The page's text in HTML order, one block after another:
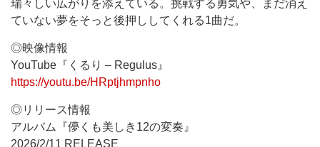
瑞々しい広がりを添えている。挑戦する勇気や、まだ消え
ていない夢をそっと後押ししてくれる1曲だ。
◎映像情報
YouTube『くるり – Regulus』
https://youtu.be/HRptjhmpnho
◎リリース情報
アルバム『儚くも美しき12の変奏』
2026/2/11 RELEASE